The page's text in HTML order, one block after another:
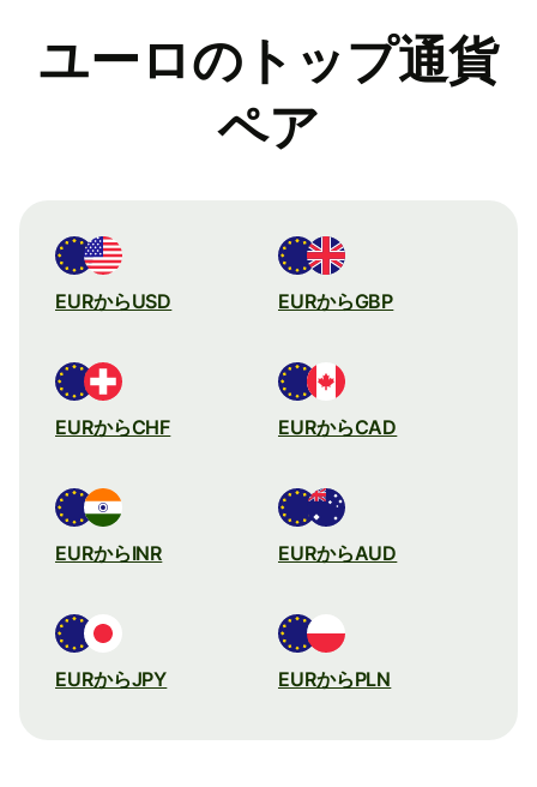
ユーロのトップ通貨
ペア
EURからUSD EURからGBP
EURからCHF EURからCAD
EURからINR EURからAUD
EURからJPY EURからPLN